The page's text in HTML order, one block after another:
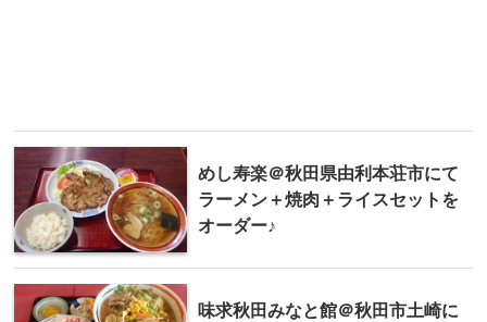
めし寿楽＠秋田県由利本荘市にて
ラーメン＋焼肉＋ライスセットを
オーダー♪
味求秋田みなと館＠秋田市土崎に